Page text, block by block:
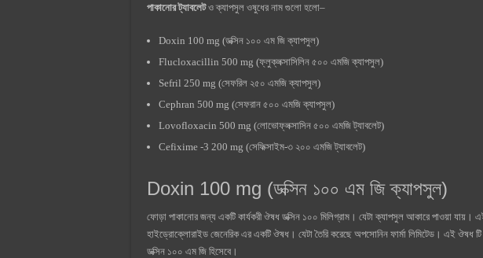
পাকানোর ট্যাবলেটও ক্যাপসুল ওষুধের নাম গুলো হলো–
Doxin 100 mg (ডক্সিন ১০০ এম জি ক্যাপসুল)
Flucloxacillin 500 mg (ফ্লুক্লক্সাসিলিন ৫০০ এমজি ক্যাপসুল)
Sefril 250 mg (সেফরিল ২৫০ এমজি ক্যাপসুল)
Cephran 500 mg (সেফরান ৫০০ এমজি ক্যাপসুল)
Lovofloxacin 500 mg (লোভোফ্লক্সাসিন ৫০০ এমজি ট্যাবলেট)
Cefixime -3 200 mg (সেফিক্সাইম-৩ ২০০ এমজি ট্যাবলেট)
Doxin 100 mg (ডক্সিন ১০০ এম জি ক্যাপসুল)
ফোড়া পাকানোর জন্য একটি কার্যকরী ঔষধ ডক্সিন ১০০ মিলিগ্রাম। যেটা ক্যাপসুল আকারে পাওয়া যায়।
হাইড্রোক্লোরাইড জেনেরিক এর একটি ঔষধ। যেটা তৈরি করেছে অপসোনিন ফার্মা লিমিটেড। এই ঔষধ
ডক্সিন ১০০ এম জি হিসেবে।